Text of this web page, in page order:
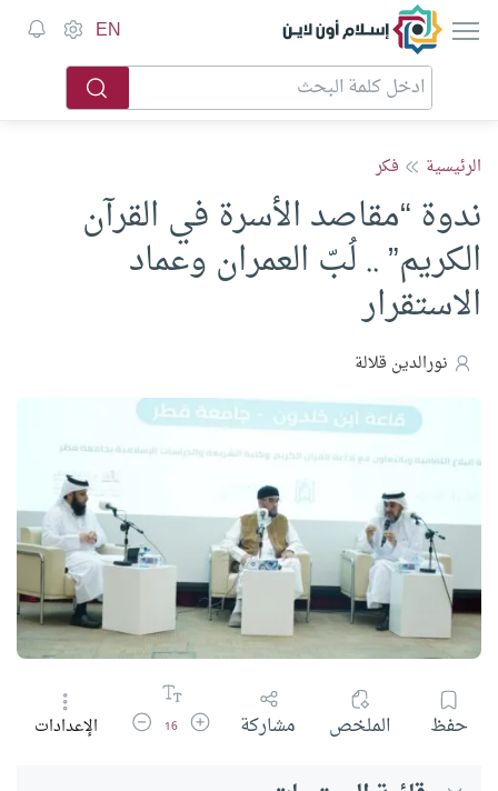
إسلام أون لاين EN
الرئيسية فكر
ندوة “مقاصد الأسرة في القرآن
الكريم” .. لُبّ العمران وعماد
الاستقرار
نورالدين قلالة
حفظ الملخص مشاركة زيادة حجم الخط
16 تقليل حجم الخط
الإعدادات